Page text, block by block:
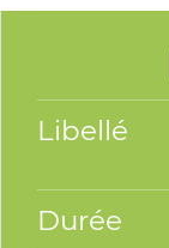
Libellé
Durée